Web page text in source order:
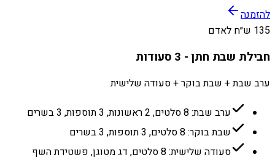
להזמנה
135 ש״ח לאדם
חבילת שבת חתן - 3 סעודות
ערב שבת + שבת בוקר + סעודה שלישית
ערב שבת: 8 סלטים, 2 ראשונות, 3 תוספות, 3 בשרים
שבת בוקר: 8 סלטים, 3 תוספות, 3 בשרים
סעודה שלישית: 8 סלטים, דג מטוגן, פשטידת השף